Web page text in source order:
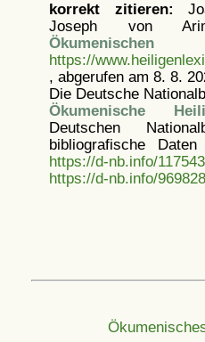
korrekt zitieren:
Joseph von
Ökumenischen
https://
, abgerufen am 8. 8.
Die Deutsche
Ökumenische
Deutschen
bibliografische
https://d-nb.info/
https://d-nb.info/